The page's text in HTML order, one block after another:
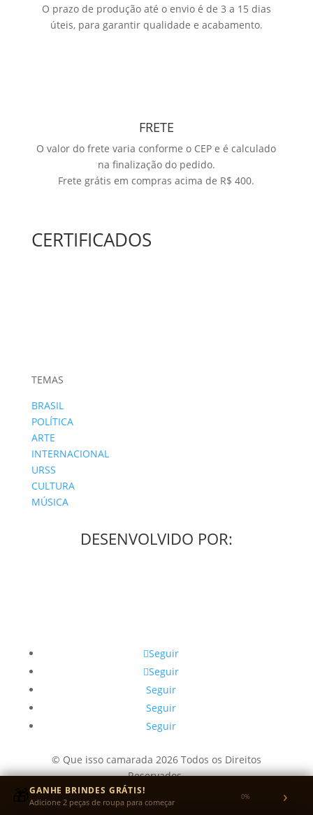
O prazo de produção até o envio é de 3 a 15 dias
úteis, para garantir qualidade e acabamento.
FRETE
O valor do frete varia conforme o CEP e é calculado
na finalização do pedido.
Frete grátis em compras acima de R$ 400.
CERTIFICADOS
TEMAS
BRASIL
POLÍTICA
ARTE
INTERNACIONAL
URSS
CULTURA
MÚSICA
DESENVOLVIDO POR:
Seguir
Seguir
Seguir
Seguir
Seguir
© Que isso camarada 2026 Todos os Direitos
Reservados.
CNPJ: 49.405.292/0001-31
Endereço: Rua Ipuã, Vila Carrão, ZL - SP - SP CEP
🎁GANHE BRINDES GRÁTIS!
Adicione 2 peças de roupa para começar 0% ›